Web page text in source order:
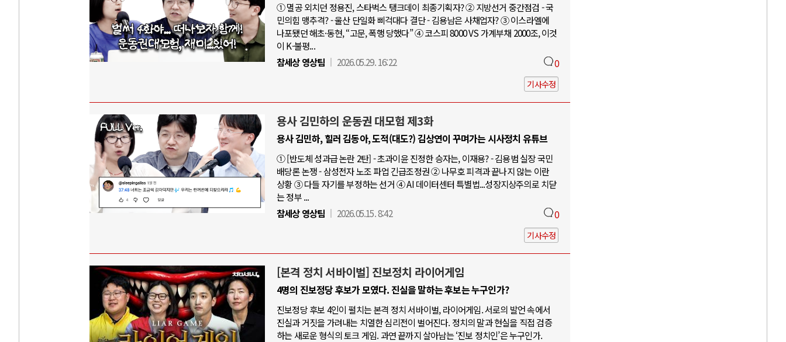
① 멸공 외치던 정용진, 스타벅스 탱크데이 최종기획자? ② 지방선거 중간점검 - 국
민의힘 맹추격? - 울산 단일화 삐걱대다 결단 - 김용남은 사채업자? ③ 이스라엘에
나포됐던 해초·동현, “고문, 폭행 당했다” ④ 코스피 8000 VS 가계부채 2000조, 이것
이 K-불평...
참세상 영상팀
2026.05.29. 16:22 0
기사수정
용사 김민하의 운동권 대모험 제3화
용사 김민하, 힐러 김동아, 도적(대도?) 김상연이 꾸며가는 시사정치 유튜브
① [반도체 성과급 논란 2탄] - 초과이윤 진정한 승자는, 이재용? - 김용범 실장 국민
배당론 논쟁 - 삼성전자 노조 파업 긴급조정권 ② 나무호 피격과 끝나지 않는 이란
상황 ③ 다들 자기를 부정하는 선거 ④ AI 데이터센터 특별법...성장지상주의로 치닫
는 정부 ...
참세상 영상팀
2026.05.15. 8:42 0
기사수정
[본격 정치 서바이벌] 진보정치 라이어게임
4명의 진보정당 후보가 모였다. 진실을 말하는 후보는 누구인가?
진보정당 후보 4인이 펼치는 본격 정치 서바이벌, 라이어게임. 서로의 발언 속에서
진실과 거짓을 가려내는 치열한 심리전이 벌어진다. 정치의 말과 현실을 직접 검증
하는 새로운 형식의 토크 게임. 과연 끝까지 살아남는 ‘진보 정치인’은 누구인가.